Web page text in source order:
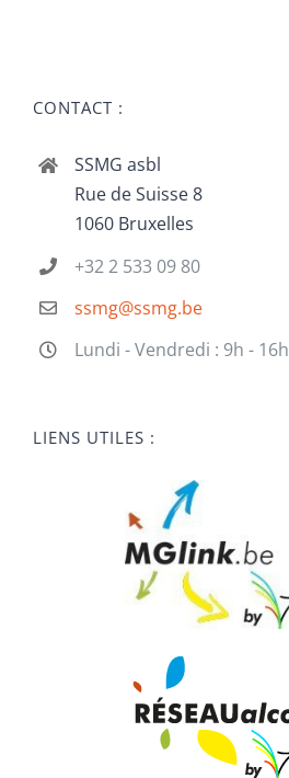
CONTACT :
SSMG asbl
Rue de Suisse 8
1060 Bruxelles
+32 2 533 09 80
ssmg@ssmg.be
Lundi - Vendredi : 9h - 16h
LIENS UTILES :